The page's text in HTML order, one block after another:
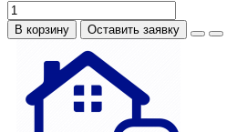
В корзину Оставить заявку